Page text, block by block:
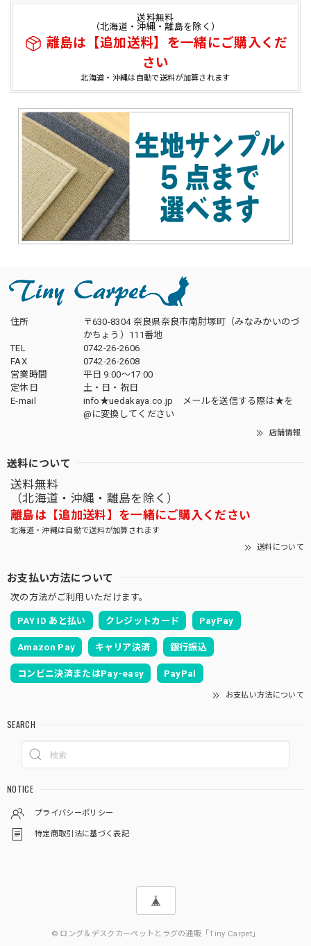
送料無料
（北海道・沖縄・離島を除く）
離島は【追加送料】を一緒にご購入くだ
さい
北海道・沖縄は自動で送料が加算されます
住所
〒630-8304 奈良県奈良市南肘塚町（みなみかいのづ
かちょう）111番地
TEL
0742-26-2606
FAX
0742-26-2608
営業時間
平日 9:00～17:00
定休日
土・日・祝日
E-mail
info★uedakaya.co.jp メールを送信する際は★を
@に変換してください
店舗情報
送料について
送料無料
（北海道・沖縄・離島を除く）
離島は【追加送料】を一緒にご購入ください
北海道・沖縄は自動で送料が加算されます
送料について
お支払い方法について
次の方法がご利用いただけます。
PAY ID あと払い クレジットカード PayPay
Amazon Pay キャリア決済 銀行振込
コンビニ決済またはPay-easy PayPal
お支払い方法について
SEARCH
NOTICE
プライバシーポリシー
特定商取引法に基づく表記
© ロング＆デスクカーペットとラグの通販「Tiny Carpet」